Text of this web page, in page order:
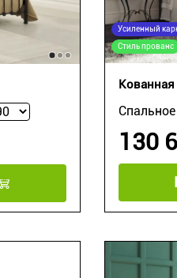
Усиленный
Стиль прованс
Кованная
130